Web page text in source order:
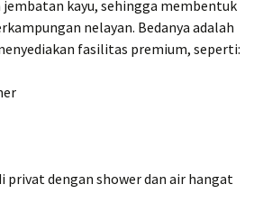
kayu, sehingga membentuk
nelayan. Bedanya adalah
fasilitas premium, seperti:
privat dengan shower dan air hangat